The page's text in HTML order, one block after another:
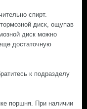
спирт.
диск, ощупав
диск можно
достаточную
к подразделу
поршня. При наличии